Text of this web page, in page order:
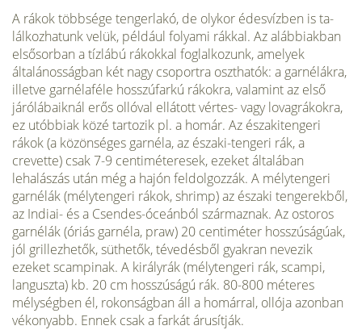
A rákok többsége tengerlakó, de olykor édesvízben is ta­
lálkozhatunk velük, például folyami rákkal. Az alábbiak­ban
elsősorban a tízlábú rákokkal foglalkozunk, amelyek
általánosságban két nagy csoportra oszthatók: a garnélákra,
illetve garnélaféle hosszúfarkú rákokra, valamint az első
járólábaiknál erős ollóval ellátott vértes- vagy lovag­rákokra,
ez utóbbiak közé tartozik pl. a homár. Az északi­tengeri
rákok (a közönséges garnéla, az északi-tengeri rák, a
crevette) csak 7-9 centiméteresek, ezeket általá­ban
lehalászás után még a hajón feldolgozzák. A mély­tengeri
garnélák (mélytengeri rákok, shrimp) az északi tengerekből,
az Indiai- és a Csendes-óceánból származ­nak. Az ostoros
garnélák (óriás garnéla, praw) 20 cen­timéter hosszúságúak,
jól grillezhetők, süthetők, téve­désből gyakran nevezik
ezeket scampinak. A királyrák (mélytengeri rák, scampi,
languszta) kb. 20 cm hosszú­ságú rák. 80-800 méteres
mélységben él, rokonságban áll a homárral, ollója azonban
vékonyabb. Ennek csak a farkát árusítják.